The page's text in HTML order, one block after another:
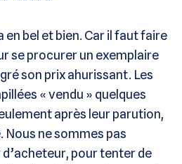
en bel et bien. Car il faut faire
se procurer un exemplaire
son prix ahurissant. Les
« vendu » quelques
après leur parution,
ne sommes pas
pour tenter de